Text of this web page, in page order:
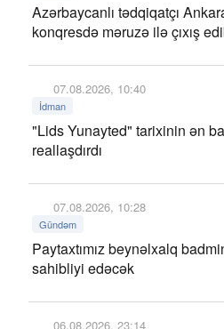
Azərbaycanlı tədqiqatçı
konqresdə məruzə ilə çıxış
07.08.2026, 10:40
İdman
"Lids Yunayted" tarixinin ən
reallaşdırdı
07.08.2026, 10:28
Gündəm
Paytaxtımız beynəlxalq
sahibliyi edəcək
06.08.2026, 23:14